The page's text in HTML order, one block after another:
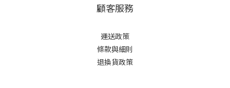
顧客服務
運送政策
條款與細則
退換貨政策